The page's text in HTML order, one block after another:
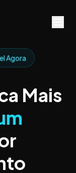
Agora
Mais